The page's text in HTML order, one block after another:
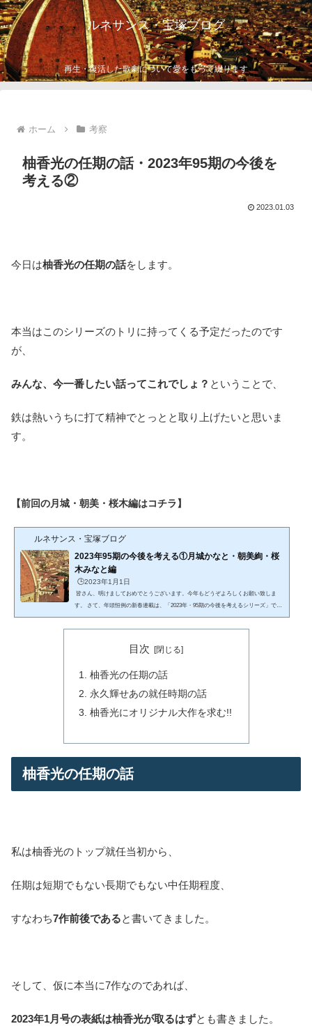
ルネサンス・宝塚ブログ
再生・復活した歌劇について愛をもって綴ります
ホーム 考察
柚香光の任期の話・2023年95期の今後を
考える②
2023.01.03
今日は柚香光の任期の話をします。
本当はこのシリーズのトリに持ってくる予定だったのです
が、
みんな、今一番したい話ってこれでしょ？ ということで、
鉄は熱いうちに打て精神でとっとと取り上げたいと思いま
す。
【前回の月城・朝美・桜木編はコチラ】
ルネサンス・宝塚ブログ
2023年95期の今後を考える①月城かなと・朝美絢・桜
木みなと編
🕒️2023年1月1日
皆さん、明けましておめでとうございます。今年もどうぞよろしくお願い致しま
す。 さて、年頭恒例の新春連載は、「2023年・95期の今後を考えるシリーズ」で
す。 これまで横並びで走り続けて来た95期生ですが、今年でついに研15。スター人
生の岐路に立つ頃合いです。そんな7人の今後について、改めて考えていきたいと思
＆劇団の不祥事事案の連続発表の影に隠れ、実はひっそり通達されていたのが、月
目次
柚香光の任期の話
永久輝せあの就任時期の話
柚香光にオリジナル大作を求む!!
柚香光の任期の話
私は柚香光のトップ就任当初から、
任期は短期でもない長期でもない中任期程度、
すなわち7作前後であると書いてきました。
そして、仮に本当に7作なのであれば、
2023年1月号の表紙は柚香光が取るはずとも書きました。